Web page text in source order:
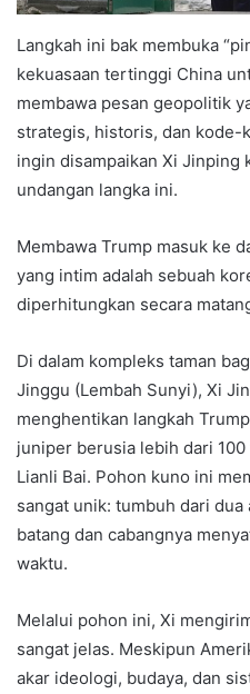
Langkah ini bak membuka
kekuasaan tertinggi China
membawa pesan geopolitik
strategis, historis, dan kode-
ingin disampaikan Xi Jinping
undangan langka ini.
Membawa Trump masuk ke
yang intim adalah sebuah
diperhitungkan secara
Di dalam kompleks taman
Jinggu (Lembah Sunyi), Xi
menghentikan langkah
juniper berusia lebih dari
Lianli Bai. Pohon kuno ini
sangat unik: tumbuh dari
batang dan cabangnya
waktu.
Melalui pohon ini, Xi
sangat jelas. Meskipun
akar ideologi, budaya, dan